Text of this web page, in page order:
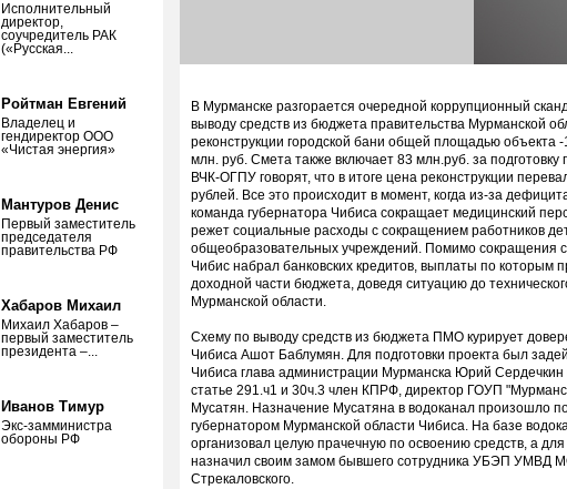
Исполнительный
директор,
соучредитель РАК
(«Русская...
Ройтман Евгений
Владелец и
гендиректор ООО
«Чистая энергия»
Мантуров Денис
Первый заместитель
председателя
правительства РФ
Хабаров Михаил
Михаил Хабаров –
первый заместитель
президента –...
Иванов Тимур
Экс-замминистра
обороны РФ
В Мурманске разгорается очередной коррупционный
выводу средств из бюджета правительства Мурманской
реконструкции городской бани общей площадью объекта -
млн. руб. Cмета также включает 83 млн.руб. за подготовку
ВЧК-ОГПУ говорят, что в итоге цена реконструкции
рублей. Все это происходит в момент, когда из-за
команда губернатора Чибиса сокращает медицинский
режет социальные расходы с сокращением работников
общеобразовательных учреждений. Помимо сокращения
Чибис набрал банковских кредитов, выплаты по которым
доходной части бюджета, доведя ситуацию до
Мурманской области.
Схему по выводу средств из бюджета ПМО курирует
Чибиса Ашот Баблумян. Для подготовки проекта был
Чибиса глава администрации Мурманска Юрий
статье 291.ч1 и 30ч.3 член КПРФ, директор ГОУП
Мусатян. Назначение Мусатяна в водоканал произошло
губернатором Мурманской области Чибиса. На базе
организовал целую прачечную по освоению средств, а
назначил своим замом бывшего сотрудника УБЭП УМВД
Стрекаловского.